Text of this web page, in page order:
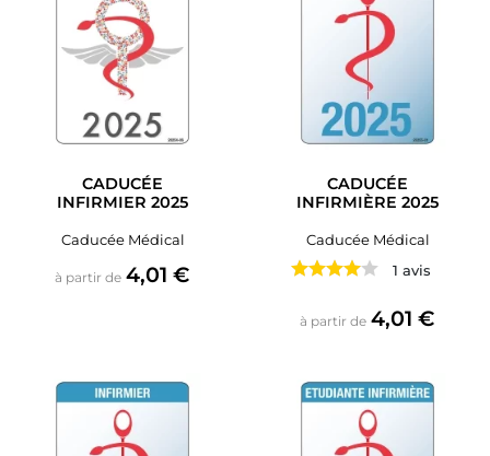
CADUCÉE
INFIRMIER 2025
Caducée Médical
à partir de Prix
4,01 €
CADUCÉE
INFIRMIÈRE 2025
Caducée Médical
1 avis
à partir de Prix
4,01 €